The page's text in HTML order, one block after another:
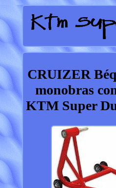
CRUIZER
monobras
KTM Super